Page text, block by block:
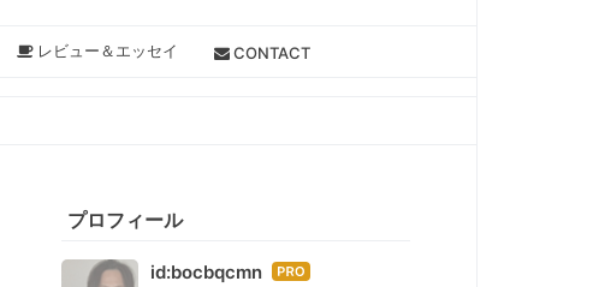
レビュー＆エッセイ CONTACT
プロフィール
id:bocbqcmn はて